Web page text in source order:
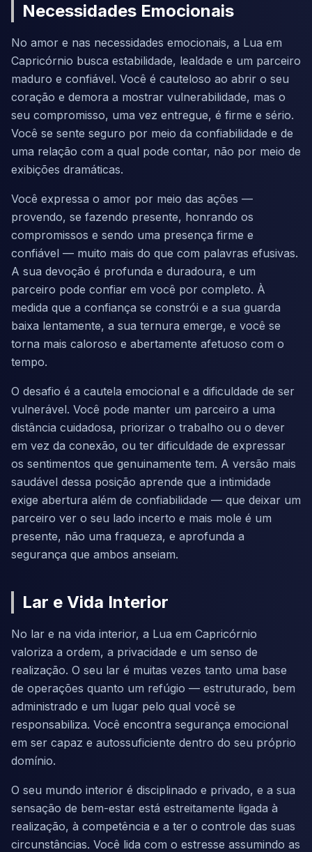
Necessidades Emocionais
No amor e nas necessidades emocionais, a Lua em
Capricórnio busca estabilidade, lealdade e um parceiro
maduro e confiável. Você é cauteloso ao abrir o seu
coração e demora a mostrar vulnerabilidade, mas o
seu compromisso, uma vez entregue, é firme e sério.
Você se sente seguro por meio da confiabilidade e de
uma relação com a qual pode contar, não por meio de
exibições dramáticas.
Você expressa o amor por meio das ações —
provendo, se fazendo presente, honrando os
compromissos e sendo uma presença firme e
confiável — muito mais do que com palavras efusivas.
A sua devoção é profunda e duradoura, e um
parceiro pode confiar em você por completo. À
medida que a confiança se constrói e a sua guarda
baixa lentamente, a sua ternura emerge, e você se
torna mais caloroso e abertamente afetuoso com o
tempo.
O desafio é a cautela emocional e a dificuldade de ser
vulnerável. Você pode manter um parceiro a uma
distância cuidadosa, priorizar o trabalho ou o dever
em vez da conexão, ou ter dificuldade de expressar
os sentimentos que genuinamente tem. A versão mais
saudável dessa posição aprende que a intimidade
exige abertura além de confiabilidade — que deixar um
parceiro ver o seu lado incerto e mais mole é um
presente, não uma fraqueza, e aprofunda a
segurança que ambos anseiam.
Lar e Vida Interior
No lar e na vida interior, a Lua em Capricórnio
valoriza a ordem, a privacidade e um senso de
realização. O seu lar é muitas vezes tanto uma base
de operações quanto um refúgio — estruturado, bem
administrado e um lugar pelo qual você se
responsabiliza. Você encontra segurança emocional
em ser capaz e autossuficiente dentro do seu próprio
domínio.
O seu mundo interior é disciplinado e privado, e a sua
sensação de bem-estar está estreitamente ligada à
realização, à competência e a ter o controle das suas
circunstâncias. Você lida com o estresse assumindo as